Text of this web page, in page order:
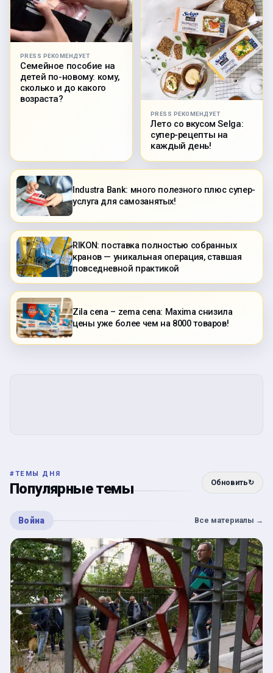
PRESS РЕКОМЕНДУЕТ
Семейное пособие на
детей по-новому: кому,
сколько и до какого
возраста?
PRESS РЕКОМЕНДУЕТ
Лето со вкусом Selga:
супер-рецепты на
каждый день!
Industra Bank: много полезного плюс супер-
услуга для самозанятых!
RIKON: поставка полностью собранных
кранов — уникальная операция, ставшая
повседневной практикой
Zila cena – zema cena: Maxima снизила
цены уже более чем на 8000 товаров!
#ТЕМЫ ДНЯ
Популярные темы Обновить↻
Война Все материалы →